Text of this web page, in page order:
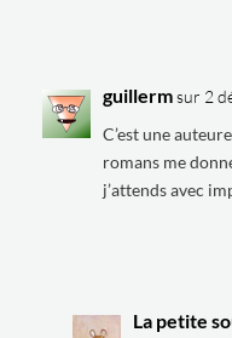
guillerm sur 2
C’est une
romans me
j’attends avec
La petite